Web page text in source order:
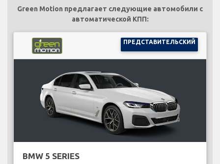
Green Motion предлагает следующие автомобили с
автоматической КПП:
ПРЕДСТАВИТЕЛЬСКИЙ
BMW 5 SERIES